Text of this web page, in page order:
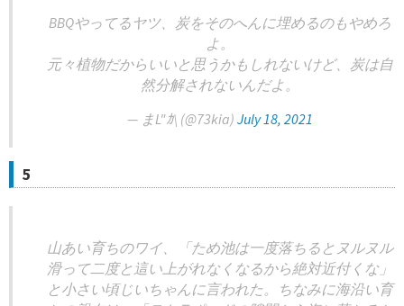
BBQやってるヤツ、炭をそのへんに埋めるのもやめろ
よ。
元々植物だからいいと思うかもしれないけど、炭は自
然分解されないんだよ。
— まL"ｶ\ (@73kia) July 18, 2021
5
山あい育ちのワイ、「ため池は一度落ちるとヌルヌル
滑って二度と這い上がれなくなるから絶対近付くな」
と小さい頃じいちゃんに言われた。ちなみに海沿い育